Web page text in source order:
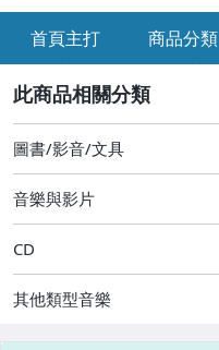
首頁主打 商品分類
華語 女歌手
華語 團體/樂團
華語 合輯
圖書/影音/文具
音樂與影片
CD
其他類型音樂